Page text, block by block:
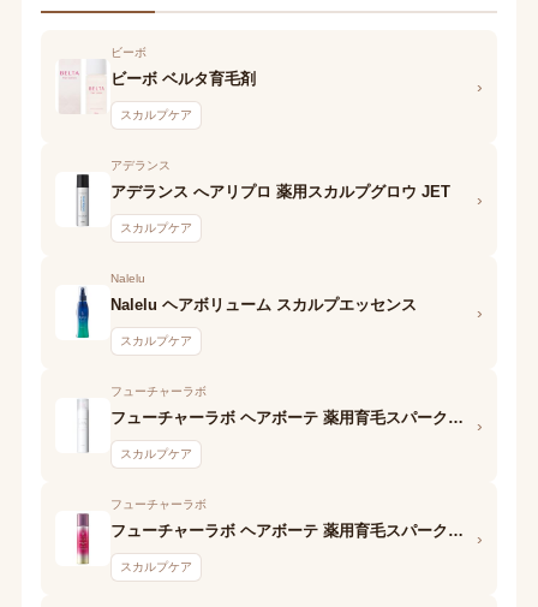
ビーボ
ビーボ ベルタ育毛剤
スカルプケア
›
アデランス
アデランス へアリプロ 薬用スカルプグロウ JET
スカルプケア
›
Nalelu
Nalelu ヘアボリューム スカルプエッセンス
スカルプケア
›
フューチャーラボ
フューチャーラボ ヘアボーテ 薬用育毛スパークリングエッセンスEX
スカルプケア
›
フューチャーラボ
フューチャーラボ ヘアボーテ 薬用育毛スパークリングエッセンス
スカルプケア
›